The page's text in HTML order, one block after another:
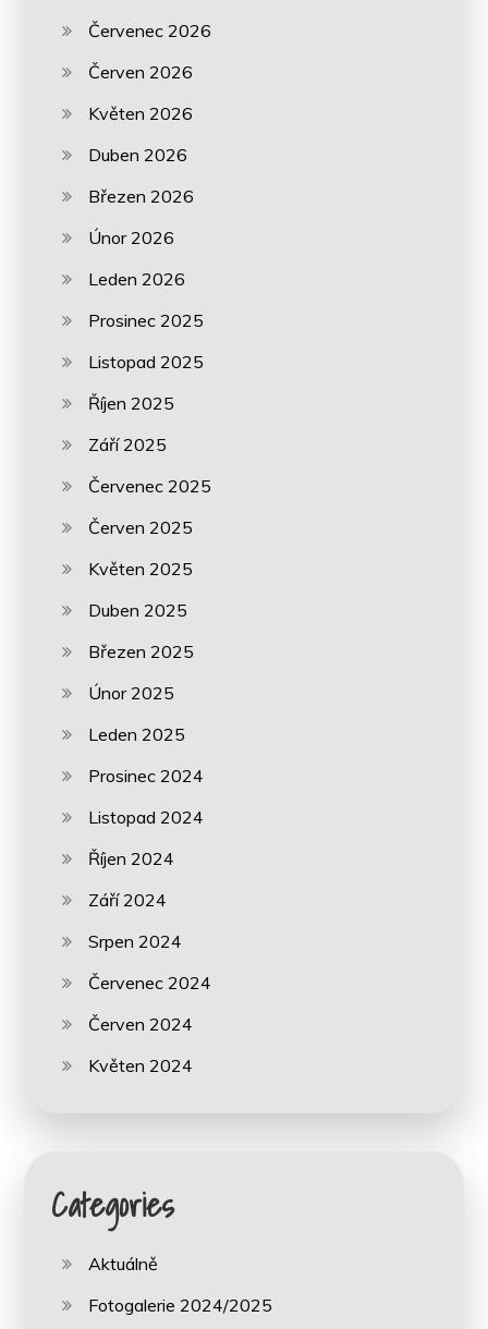
Červenec 2026
Červen 2026
Květen 2026
Duben 2026
Březen 2026
Únor 2026
Leden 2026
Prosinec 2025
Listopad 2025
Říjen 2025
Září 2025
Červenec 2025
Červen 2025
Květen 2025
Duben 2025
Březen 2025
Únor 2025
Leden 2025
Prosinec 2024
Listopad 2024
Říjen 2024
Září 2024
Srpen 2024
Červenec 2024
Červen 2024
Květen 2024
Categories
Aktuálně
Fotogalerie 2024/2025